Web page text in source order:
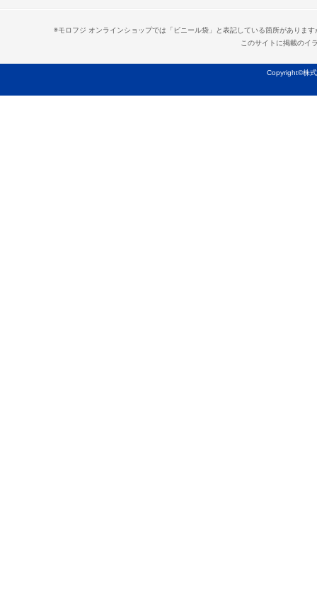
※モロフジ オンラインショップでは「ビニール袋」と表記している箇所がありま
このサイトに掲載のイ
Copyright©株